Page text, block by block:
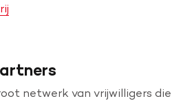
netwerk van vrijwilligers die